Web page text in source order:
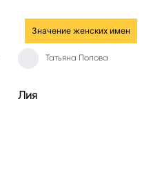
Значение женских имен
Татьяна Попова
Лия